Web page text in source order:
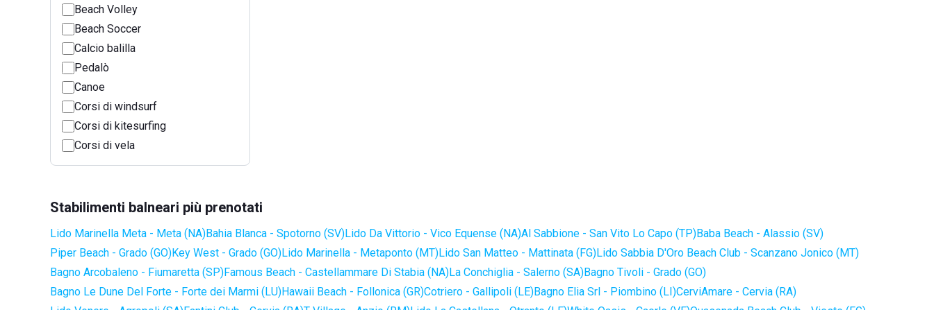
Beach Volley
Beach Soccer
Calcio balilla
Pedalò
Canoe
Corsi di windsurf
Corsi di kitesurfing
Corsi di vela
Stabilimenti balneari più prenotati
Lido Marinella Meta - Meta (NA)Bahia Blanca - Spotorno (SV)Lido Da Vittorio - Vico Equense (NA)Al Sabbione - San Vito Lo Capo (TP)Baba Beach - Alassio (SV)
Piper Beach - Grado (GO)Key West - Grado (GO)Lido Marinella - Metaponto (MT)Lido San Matteo - Mattinata (FG)Lido Sabbia D'Oro Beach Club - Scanzano Jonico (MT)
Bagno Arcobaleno - Fiumaretta (SP)Famous Beach - Castellammare Di Stabia (NA)La Conchiglia - Salerno (SA)Bagno Tivoli - Grado (GO)
Bagno Le Dune Del Forte - Forte dei Marmi (LU)Hawaii Beach - Follonica (GR)Cotriero - Gallipoli (LE)Bagno Elia Srl - Piombino (LI)CerviAmare - Cervia (RA)